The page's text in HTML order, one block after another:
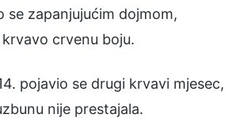
se zapanjujućim dojmom,
crvenu boju.
pojavio se drugi krvavi mjesec,
nije prestajala.